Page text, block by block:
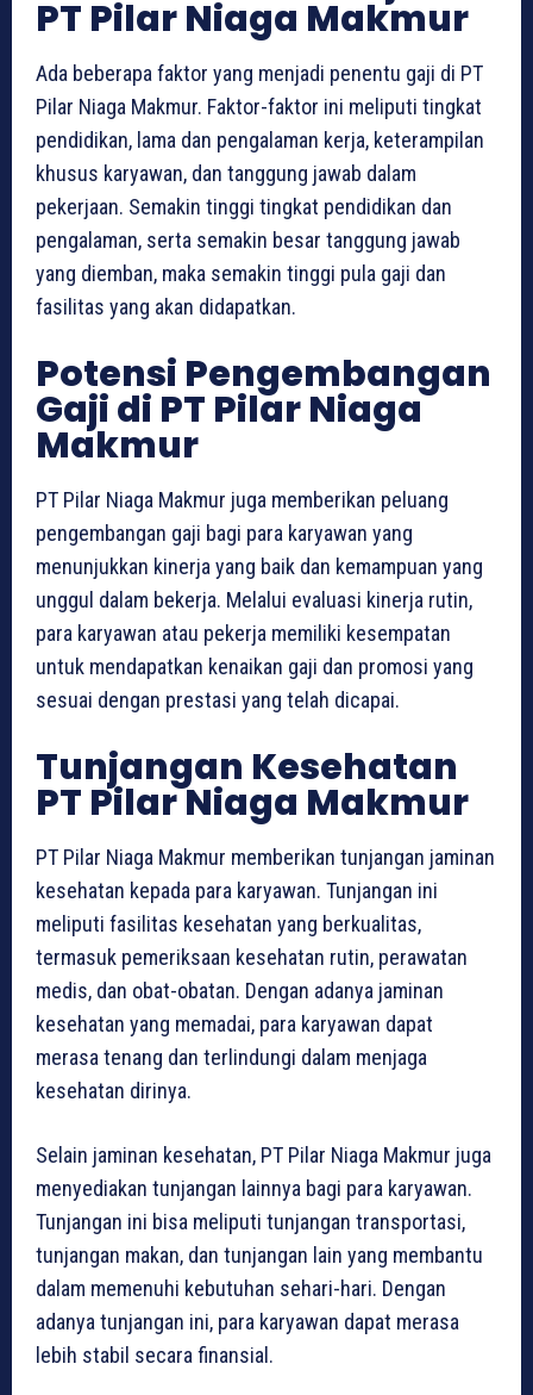
PT Pilar Niaga Makmur
Ada beberapa faktor yang menjadi penentu gaji di PT
Pilar Niaga Makmur. Faktor-faktor ini meliputi tingkat
pendidikan, lama dan pengalaman kerja, keterampilan
khusus karyawan, dan tanggung jawab dalam
pekerjaan. Semakin tinggi tingkat pendidikan dan
pengalaman, serta semakin besar tanggung jawab
yang diemban, maka semakin tinggi pula gaji dan
fasilitas yang akan didapatkan.
Potensi Pengembangan
Gaji di PT Pilar Niaga
Makmur
PT Pilar Niaga Makmur juga memberikan peluang
pengembangan gaji bagi para karyawan yang
menunjukkan kinerja yang baik dan kemampuan yang
unggul dalam bekerja. Melalui evaluasi kinerja rutin,
para karyawan atau pekerja memiliki kesempatan
untuk mendapatkan kenaikan gaji dan promosi yang
sesuai dengan prestasi yang telah dicapai.
Tunjangan Kesehatan
PT Pilar Niaga Makmur
PT Pilar Niaga Makmur memberikan tunjangan jaminan
kesehatan kepada para karyawan. Tunjangan ini
meliputi fasilitas kesehatan yang berkualitas,
termasuk pemeriksaan kesehatan rutin, perawatan
medis, dan obat-obatan. Dengan adanya jaminan
kesehatan yang memadai, para karyawan dapat
merasa tenang dan terlindungi dalam menjaga
kesehatan dirinya.
Selain jaminan kesehatan, PT Pilar Niaga Makmur juga
menyediakan tunjangan lainnya bagi para karyawan.
Tunjangan ini bisa meliputi tunjangan transportasi,
tunjangan makan, dan tunjangan lain yang membantu
dalam memenuhi kebutuhan sehari-hari. Dengan
adanya tunjangan ini, para karyawan dapat merasa
lebih stabil secara finansial.